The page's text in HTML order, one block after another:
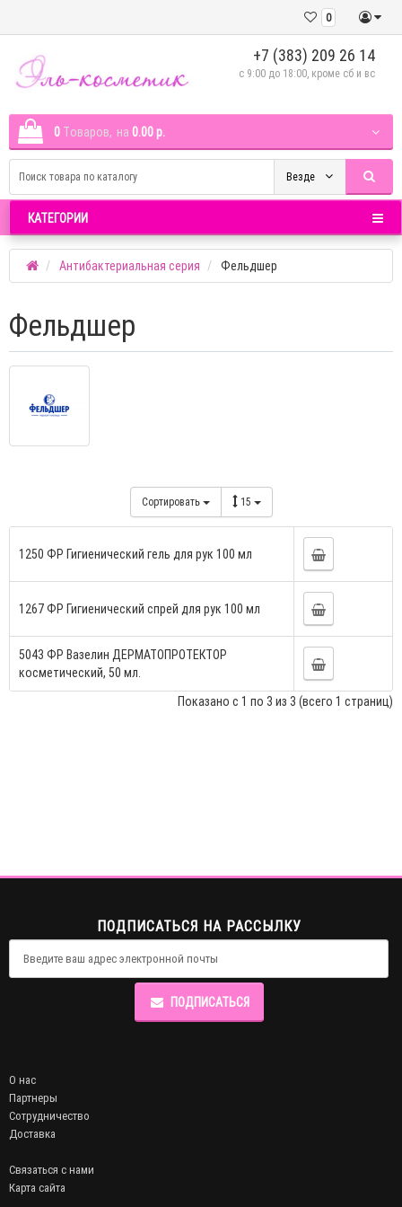
0
+7 (383) 209 26 14
c 9:00 до 18:00, кроме сб и вс
0 Tоваров, на 0.00 р.
Везде
КАТЕГОРИИ
Антибактериальная серия Фельдшер
Фельдшер
Сортировать 15
1250 ФР Гигиенический гель для рук 100 мл
1267 ФР Гигиенический спрей для рук 100 мл
5043 ФР Вазелин ДЕРМАТОПРОТЕКТОР
косметический, 50 мл.
Показано с 1 по 3 из 3 (всего 1 страниц)
ПОДПИСАТЬСЯ НА РАССЫЛКУ
ПОДПИСАТЬСЯ
О нас
Партнеры
Сотрудничество
Доставка
Связаться с нами
Карта сайта